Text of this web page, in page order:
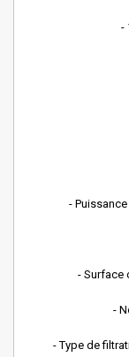
-
-
- Surface
-
- Type de